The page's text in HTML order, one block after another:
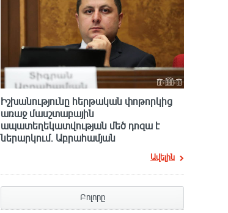
Իշխանությունը հերթական փոթորկից
առաջ մասշտաբային
ապատեղեկատվության մեծ դnզա է
ներարկում․ Աբրահամյան
Ավելին
Բոլորը